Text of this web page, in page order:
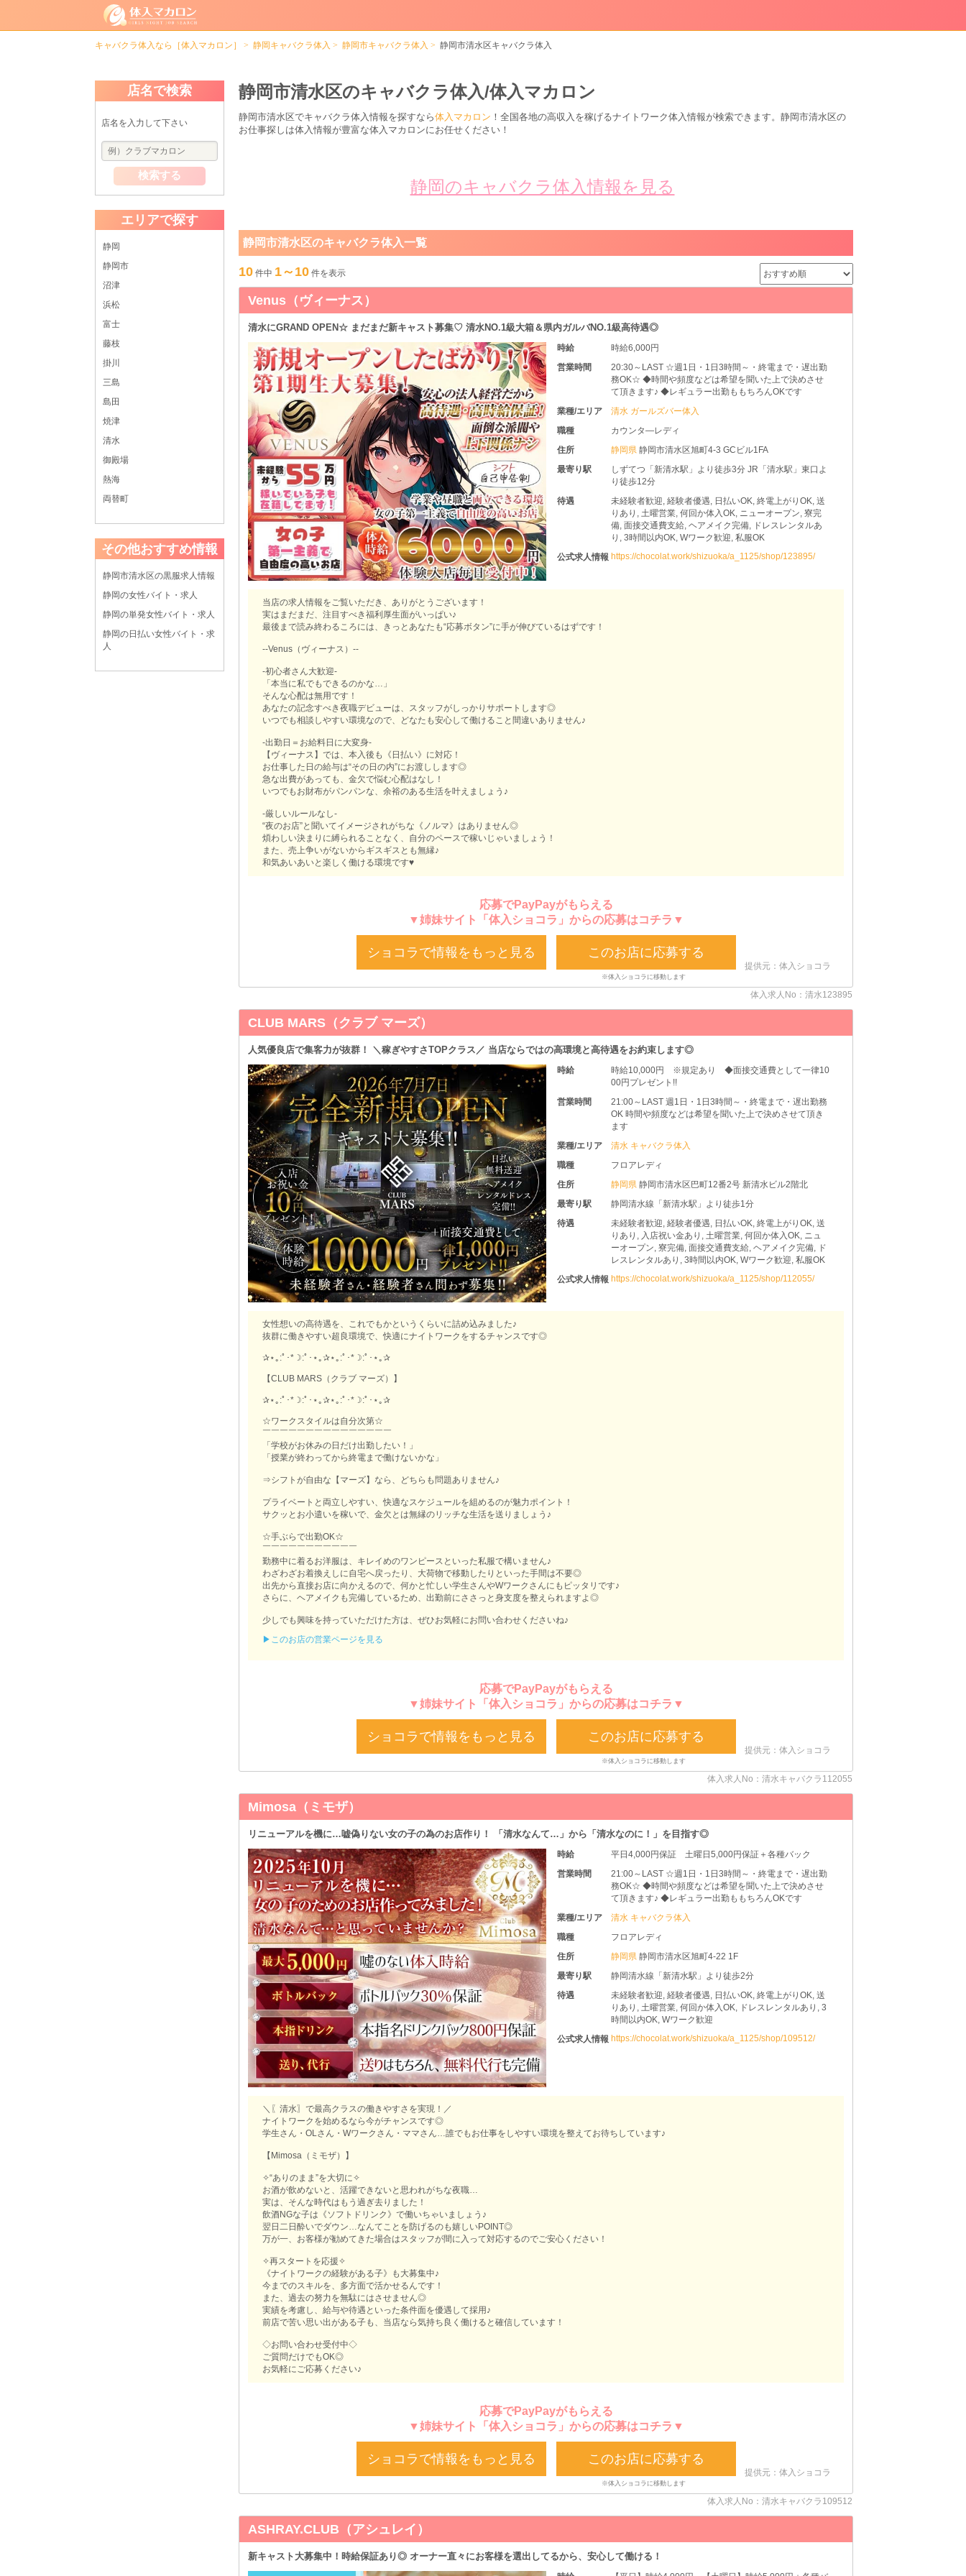
キャバクラ体入なら［体入マカロン］ 静岡キャバクラ体入 静岡市キャバクラ体入 静岡市清水区キャバクラ体入
店名で検索
店名を入力して下さい
検索する
エリアで探す
静岡
静岡市
沼津
浜松
富士
藤枝
掛川
三島
島田
焼津
清水
御殿場
熱海
両替町
その他おすすめ情報
静岡市清水区の黒服求人情報
静岡の女性バイト・求人
静岡の単発女性バイト・求人
静岡の日払い女性バイト・求
人
静岡市清水区のキャバクラ体入/体入マカロン
静岡市清水区でキャバクラ体入情報を探すなら体入マカロン ！全国各地の高収入を稼げるナイトワーク体入情報が検索できます。静岡市清水区の
お仕事探しは体入情報が豊富な体入マカロンにお任せください！
静岡のキャバクラ体入情報を見る
静岡市清水区のキャバクラ体入一覧
10 件中 1～10 件を表示
Venus（ヴィーナス）
清水にGRAND OPEN☆ まだまだ新キャスト募集♡ 清水NO.1級大箱＆県内ガルバNO.1級高待遇◎
時給
時給6,000円
営業時間
20:30～LAST ☆週1日・1日3時間～・終電まで・遅出勤
務OK☆ ◆時間や頻度などは希望を聞いた上で決めさせ
て頂きます♪ ◆レギュラー出勤ももちろんOKです
業種/エリア
清水 ガールズバー体入
職種
カウンタ―レディ
住所
静岡県 静岡市清水区旭町4-3 GCビル1FA
最寄り駅
しずてつ「新清水駅」より徒歩3分 JR「清水駅」東口よ
り徒歩12分
待遇
未経験者歓迎, 経験者優遇, 日払いOK, 終電上がりOK, 送
りあり, 土曜営業, 何回か体入OK, ニューオープン, 寮完
備, 面接交通費支給, ヘアメイク完備, ドレスレンタルあ
り, 3時間以内OK, Wワーク歓迎, 私服OK
公式求人情報 https://chocolat.work/shizuoka/a_1125/shop/123895/
当店の求人情報をご覧いただき、ありがとうございます！
実はまだまだ、注目すべき福利厚生面がいっぱい♪
最後まで読み終わるころには、きっとあなたも“応募ボタン”に手が伸びているはずです！
--Venus（ヴィーナス）--
-初心者さん大歓迎-
「本当に私でもできるのかな…」
そんな心配は無用です！
あなたの記念すべき夜職デビューは、スタッフがしっかりサポートします◎
いつでも相談しやすい環境なので、どなたも安心して働けること間違いありません♪
-出勤日＝お給料日に大変身-
【ヴィーナス】では、本入後も《日払い》に対応！
お仕事した日の給与は“その日の内”にお渡しします◎
急な出費があっても、金欠で悩む心配はなし！
いつでもお財布がパンパンな、余裕のある生活を叶えましょう♪
-厳しいルールなし-
“夜のお店”と聞いてイメージされがちな《ノルマ》はありません◎
煩わしい決まりに縛られることなく、自分のペースで稼いじゃいましょう！
また、売上争いがないからギスギスとも無縁♪
和気あいあいと楽しく働ける環境です♥
応募でPayPayがもらえる
▼姉妹サイト「体入ショコラ」からの応募はコチラ▼
ショコラで情報をもっと見る このお店に応募する
提供元：体入ショコラ
体入求人No：清水123895
CLUB MARS（クラブ マーズ）
人気優良店で集客力が抜群！ ＼稼ぎやすさTOPクラス／ 当店ならではの高環境と高待遇をお約束します◎
時給
時給10,000円 ※規定あり ◆面接交通費として一律10
00円プレゼント!!
営業時間
21:00～LAST 週1日・1日3時間～・終電まで・遅出勤務
OK 時間や頻度などは希望を聞いた上で決めさせて頂き
ます
業種/エリア
清水 キャバクラ体入
職種
フロアレディ
住所
静岡県 静岡市清水区巴町12番2号 新清水ビル2階北
最寄り駅
静岡清水線「新清水駅」より徒歩1分
待遇
未経験者歓迎, 経験者優遇, 日払いOK, 終電上がりOK, 送
りあり, 入店祝い金あり, 土曜営業, 何回か体入OK, ニュ
ーオープン, 寮完備, 面接交通費支給, ヘアメイク完備, ド
レスレンタルあり, 3時間以内OK, Wワーク歓迎, 私服OK
公式求人情報 https://chocolat.work/shizuoka/a_1125/shop/112055/
女性想いの高待遇を、これでもかというくらいに詰め込みました♪
抜群に働きやすい超良環境で、快適にナイトワークをするチャンスです◎
✰⋆｡:ﾟ･*☽:ﾟ･⋆｡✰⋆｡:ﾟ･*☽:ﾟ･⋆｡✰
【CLUB MARS（クラブ マーズ）】
✰⋆｡:ﾟ･*☽:ﾟ･⋆｡✰⋆｡:ﾟ･*☽:ﾟ･⋆｡✰
☆ワークスタイルは自分次第☆
￣￣￣￣￣￣￣￣￣￣￣￣￣￣￣
「学校がお休みの日だけ出勤したい！」
「授業が終わってから終電まで働けないかな」
⇒シフトが自由な【マーズ】なら、どちらも問題ありません♪
プライベートと両立しやすい、快適なスケジュールを組めるのが魅力ポイント！
サクッとお小遣いを稼いで、金欠とは無縁のリッチな生活を送りましょう♪
☆手ぶらで出勤OK☆
￣￣￣￣￣￣￣￣￣￣￣
勤務中に着るお洋服は、キレイめのワンピースといった私服で構いません♪
わざわざお着換えしに自宅へ戻ったり、大荷物で移動したりといった手間は不要◎
出先から直接お店に向かえるので、何かと忙しい学生さんやWワークさんにもピッタリです♪
さらに、ヘアメイクも完備しているため、出勤前にささっと身支度を整えられますよ◎
少しでも興味を持っていただけた方は、ぜひお気軽にお問い合わせくださいね♪
▶このお店の営業ページを見る
応募でPayPayがもらえる
▼姉妹サイト「体入ショコラ」からの応募はコチラ▼
ショコラで情報をもっと見る このお店に応募する
提供元：体入ショコラ
体入求人No：清水キャバクラ112055
Mimosa（ミモザ）
リニューアルを機に…嘘偽りない女の子の為のお店作り！ 「清水なんて…」から「清水なのに！」を目指す◎
時給
平日4,000円保証 土曜日5,000円保証＋各種バック
営業時間
21:00～LAST ☆週1日・1日3時間～・終電まで・遅出勤
務OK☆ ◆時間や頻度などは希望を聞いた上で決めさせ
て頂きます♪ ◆レギュラー出勤ももちろんOKです
業種/エリア
清水 キャバクラ体入
職種
フロアレディ
住所
静岡県 静岡市清水区旭町4-22 1F
最寄り駅
静岡清水線「新清水駅」より徒歩2分
待遇
未経験者歓迎, 経験者優遇, 日払いOK, 終電上がりOK, 送
りあり, 土曜営業, 何回か体入OK, ドレスレンタルあり, 3
時間以内OK, Wワーク歓迎
公式求人情報 https://chocolat.work/shizuoka/a_1125/shop/109512/
＼〖清水〗で最高クラスの働きやすさを実現！／
ナイトワークを始めるなら今がチャンスです◎
学生さん・OLさん・Wワークさん・ママさん…誰でもお仕事をしやすい環境を整えてお待ちしています♪
【Mimosa（ミモザ）】
✧“ありのまま”を大切に✧
お酒が飲めないと、活躍できないと思われがちな夜職…
実は、そんな時代はもう過ぎ去りました！
飲酒NGな子は《ソフトドリンク》で働いちゃいましょう♪
翌日二日酔いでダウン…なんてことを防げるのも嬉しいPOINT◎
万が一、お客様が勧めてきた場合はスタッフが間に入って対応するのでご安心ください！
✧再スタートを応援✧
《ナイトワークの経験がある子》も大募集中♪
今までのスキルを、多方面で活かせるんです！
また、過去の努力を無駄にはさせません◎
実績を考慮し、給与や待遇といった条件面を優遇して採用♪
前店で苦い思い出がある子も、当店なら気持ち良く働けると確信しています！
◇お問い合わせ受付中◇
ご質問だけでもOK◎
お気軽にご応募ください♪
応募でPayPayがもらえる
▼姉妹サイト「体入ショコラ」からの応募はコチラ▼
ショコラで情報をもっと見る このお店に応募する
提供元：体入ショコラ
体入求人No：清水キャバクラ109512
ASHRAY.CLUB（アシュレイ）
新キャスト大募集中！時給保証あり◎ オーナー直々にお客様を選出してるから、安心して働ける！